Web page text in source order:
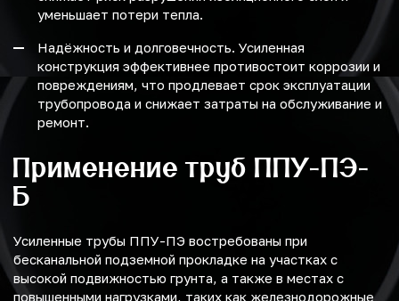
уменьшает потери тепла.
Надёжность и долговечность. Усиленная
конструкция эффективнее противостоит коррозии и
повреждениям, что продлевает срок эксплуатации
трубопровода и снижает затраты на обслуживание и
ремонт.
Применение труб ППУ-ПЭ-
Б
Усиленные трубы ППУ-ПЭ востребованы при
бесканальной подземной прокладке на участках с
высокой подвижностью грунта, а также в местах с
повышенными нагрузками, таких как железнодорожные